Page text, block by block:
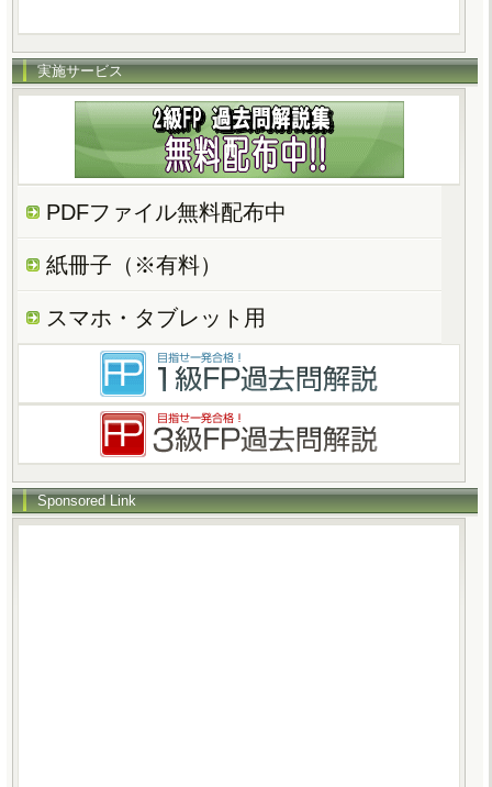
実施サービス
PDFファイル無料配布中
紙冊子（※有料）
スマホ・タブレット用
Sponsored Link